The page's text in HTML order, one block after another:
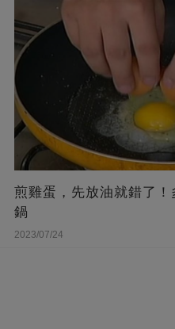
煎雞蛋，先放油就錯了
鍋
2023/07/24